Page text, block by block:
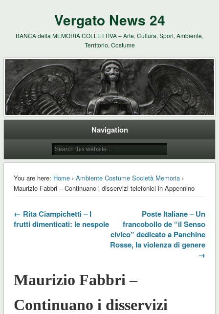
Vergato News 24
BANCA della MEMORIA COLLETTIVA – Arte, Cultura, Sport, Ambiente,
Territorio, Costume
Navigation
You are here: Home› Ambiente Costume Società Memoria›
Maurizio Fabbri – Continuano i disservizi telefonici in Appennino
← Rita Ciampichetti – I
frutti dimenticati: le nespole
Poste Italiane – Un
francobollo de “il Senso
civico” dedicato a Panchine
Rosse, la violenza di genere
→
Maurizio Fabbri –
Continuano i disservizi